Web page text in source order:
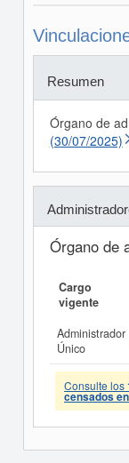
Resumen
Órgano de
(30/07/2025)
Órgano de
Cargo
vigente
Administrador
Único
Consulte los
censados